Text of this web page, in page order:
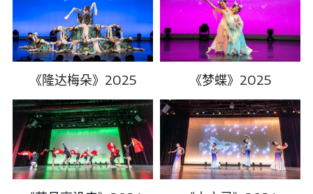
《隆达梅朵》2025 《梦蝶》2025